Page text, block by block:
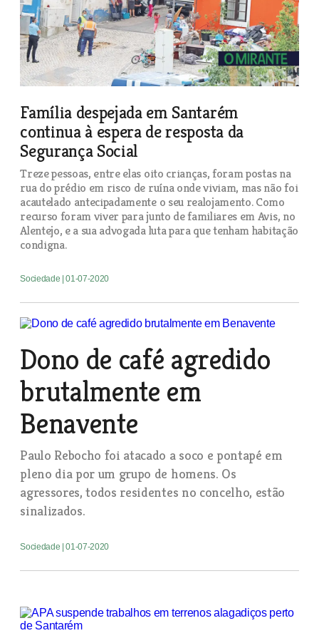
Família despejada em Santarém
continua à espera de resposta da
Segurança Social
Treze pessoas, entre elas oito crianças, foram postas na
rua do prédio em risco de ruína onde viviam, mas não foi
acautelado antecipadamente o seu realojamento. Como
recurso foram viver para junto de familiares em Avis, no
Alentejo, e a sua advogada luta para que tenham habitação
condigna.
Sociedade | 01-07-2020
Dono de café agredido
brutalmente em
Benavente
Paulo Rebocho foi atacado a soco e pontapé em
pleno dia por um grupo de homens. Os
agressores, todos residentes no concelho, estão
sinalizados.
Sociedade | 01-07-2020